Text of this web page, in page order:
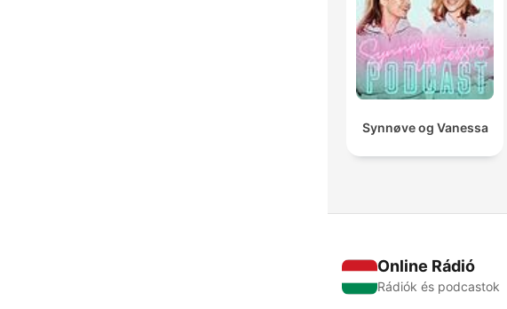
Synnøve og Vanessa
Online Rádió
Rádiók és podcastok